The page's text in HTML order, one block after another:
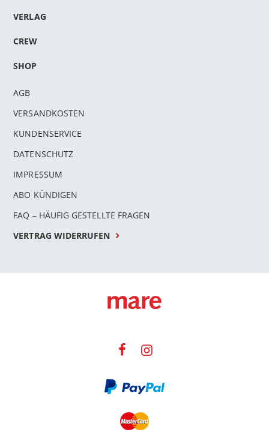
VERLAG
CREW
SHOP
AGB
VERSANDKOSTEN
KUNDENSERVICE
DATENSCHUTZ
IMPRESSUM
ABO KÜNDIGEN
FAQ – HÄUFIG GESTELLTE FRAGEN
VERTRAG WIDERRUFEN